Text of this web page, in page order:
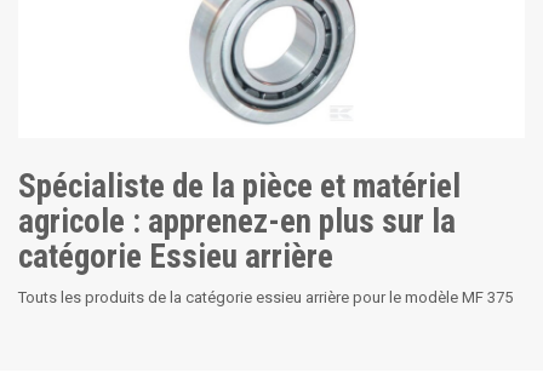
Spécialiste de la pièce et matériel
agricole : apprenez-en plus sur la
catégorie Essieu arrière
Touts les produits de la catégorie essieu arrière pour le modèle MF 375